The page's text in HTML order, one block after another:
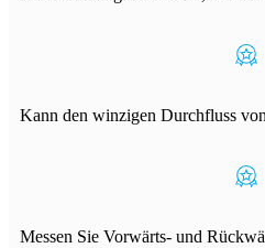
Kann den winzigen Durchfluss
Messen Sie Vorwärts- und